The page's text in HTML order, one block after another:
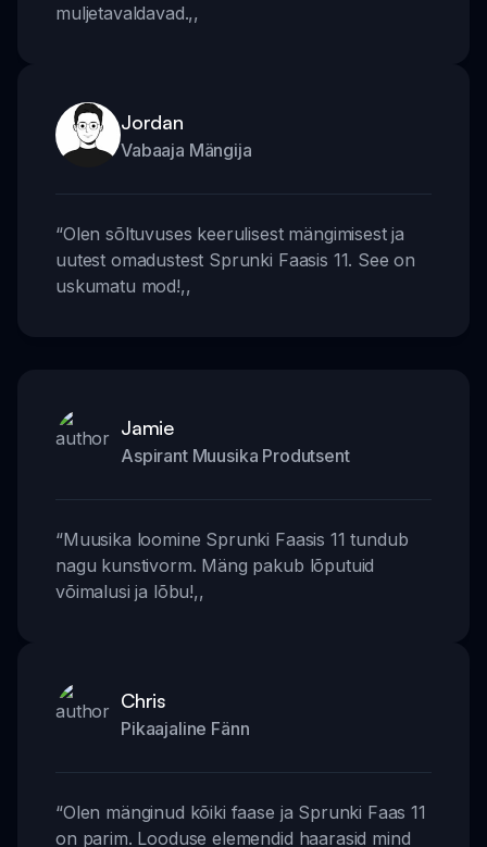
muljetavaldavad.,,
Jordan
Vabaaja Mängija
“Olen sõltuvuses keerulisest mängimisest ja
uutest omadustest Sprunki Faasis 11. See on
uskumatu mod!,,
Jamie
Aspirant Muusika Produtsent
“Muusika loomine Sprunki Faasis 11 tundub
nagu kunstivorm. Mäng pakub lõputuid
võimalusi ja lõbu!,,
Chris
Pikaajaline Fänn
“Olen mänginud kõiki faase ja Sprunki Faas 11
on parim. Looduse elemendid haarasid mind